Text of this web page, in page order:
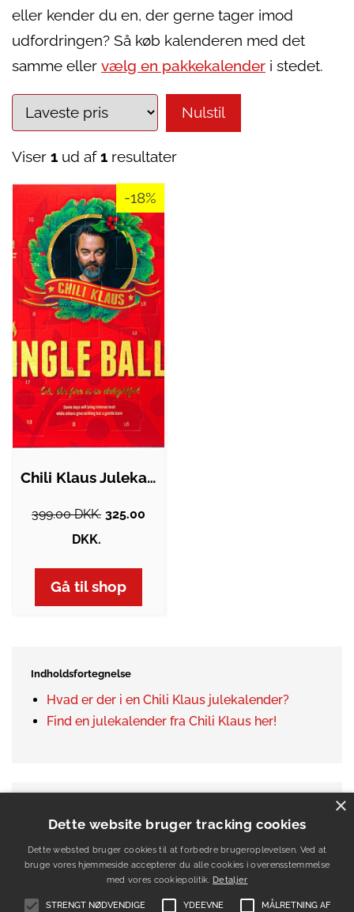
eller kender du en, der gerne tager imod
udfordringen? Så køb kalenderen med det
samme eller vælg en pakkekalender i stedet.
Nulstil
Viser 1 ud af1 resultater
-18%
Chili Klaus Julekalender 2023 - Jingle…
399.00 DKK. 325.00
DKK.
Gå til shop
Indholdsfortegnelse
Hvad er der i en Chili Klaus julekalender?
Find en julekalender fra Chili Klaus her!
Dette website bruger tracking cookies
Dette websted bruger cookies til at forbedre brugeroplevelsen. Ved at
bruge vores hjemmeside accepterer du alle cookies i overensstemmelse
med vores cookiepolitik. Detaljer
STRENGT NØDVENDIGE YDEEVNE MÅLRETNING AF
×